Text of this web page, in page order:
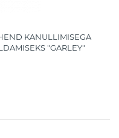
KANULLIMISEGA
"GARLEY"